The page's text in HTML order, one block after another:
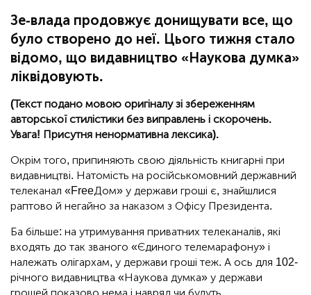
Зе-влада продовжує донищувати все, що
було створено до неї. Цього тижня стало
відомо, що видавництво «Наукова думка»
ліквідовують.
(Текст подано мовою оригіналу зі збереженням
авторської стилістики без виправлень і скорочень.
Увага! Присутня ненормативна лексика).
Окрім того, припиняють свою діяльність книгарні при
видавництві. Натомість на російськомовний державний
телеканал «FreeДом» у держави гроші є, знайшлися
раптово й негайно за наказом з Офісу Президента.
Ба більше: на утримування приватних телеканалів, які
входять до так званого «Єдиного телемарафону» і
належать олігархам, у держави гроші теж. А ось для 102-
річного видавництва «Наукова думка» у держави